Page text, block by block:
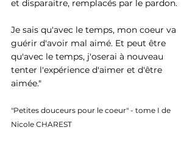
et disparaitre, remplacés par le pardon.
Je sais qu'avec le temps, mon coeur va
guérir d'avoir mal aimé. Et peut être
qu'avec le temps, j'oserai à nouveau
tenter l'expérience d'aimer et d'être
aimée."
"Petites douceurs pour le coeur" - tome I de
Nicole CHAREST